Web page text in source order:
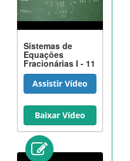
Sistemas de
Equações
Fracionárias I - 11
Assistir Vídeo
Baixar Vídeo